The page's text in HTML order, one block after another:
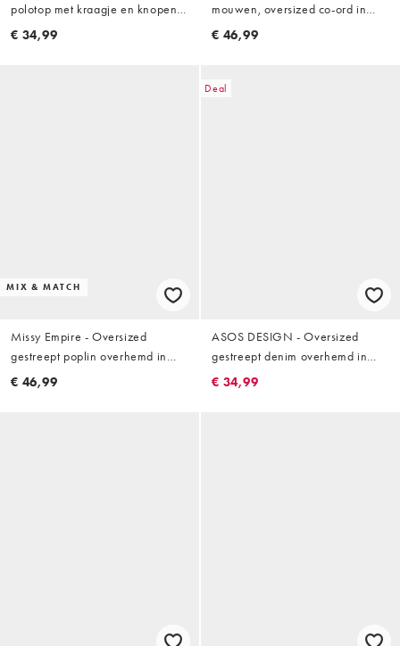
polotop met kraagje en knopen
in groen en wit, deel van co-ord
€ 34,99
mouwen, oversized co-ord in
bruine en crèmekleurige streep
€ 46,99
MIX & MATCH
Missy Empire - Oversized
gestreept poplin overhemd in
roze, deel van co-ord set
€ 46,99
Deal
ASOS DESIGN - Oversized
gestreept denim overhemd in
neutraal
€ 34,99